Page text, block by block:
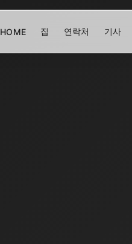
HOME 집 연락처 기사